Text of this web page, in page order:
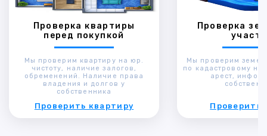
Проверка квартиры
перед покупкой
Мы проверим квартиру на юр.
чистоту, наличие залогов,
обременений. Наличие права
владения и долгов у
собственника
Проверить квартиру
Проверка
Мы проверим
по кадастровому
арест,
Проверить